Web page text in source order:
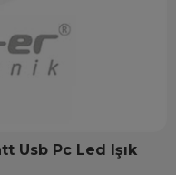
Usb Pc Led Işık